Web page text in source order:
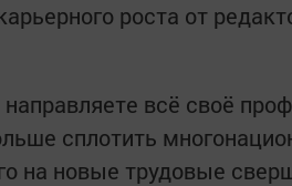
роста от
всё своё
сплотить
на новые трудовые